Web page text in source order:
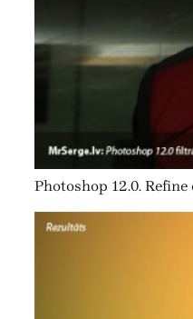
Photoshop 12.0.